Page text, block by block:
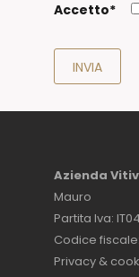
Accetto*
Azienda
Mauro
Partita Iva:
Codice fiscale:
Privacy &